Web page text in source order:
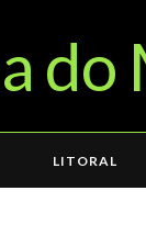
LITORAL